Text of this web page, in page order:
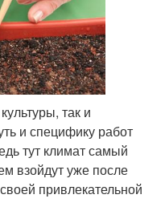
так и
и специфику работ
тут климат самый
взойдут уже после
привлекательной